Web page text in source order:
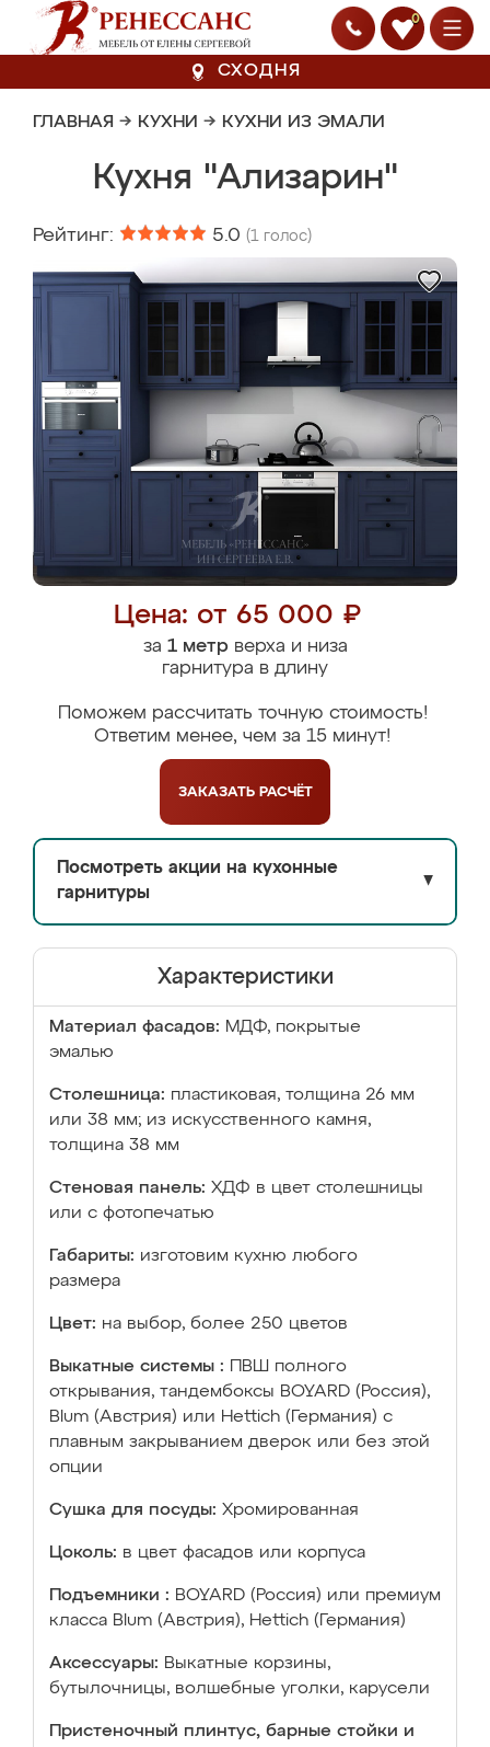
0
СХОДНЯ
ГЛАВНАЯ → КУХНИ → КУХНИ ИЗ ЭМАЛИ
Кухня "Ализарин"
Рейтинг: 5.0 (1 голос)
Цена: от 65 000 ₽
за 1 метрверха и низа
гарнитура в длину
Поможем рассчитать точную стоимость!
Ответим менее, чем за 15 минут!
ЗАКАЗАТЬ РАСЧЁТ
Посмотреть акции на кухонные
гарнитуры
▼
Характеристики
Материал фасадов: МДФ, покрытые
эмалью
Столешница: пластиковая, толщина 26 мм
или 38 мм; из искусственного камня,
толщина 38 мм
Стеновая панель: ХДФ в цвет столешницы
или с фотопечатью
Габариты: изготовим кухню любого
размера
Цвет: на выбор, более 250 цветов
Выкатные системы :
ПВШ полного
открывания, тандембоксы BOYARD (Россия),
Blum (Австрия) или Hettich (Германия) с
плавным закрыванием дверок или без этой
опции
Сушка для посуды: Хромированная
Цоколь: в цвет фасадов или корпуса
Подъемники : BOYARD (Россия) или премиум
класса Blum (Австрия), Hettich (Германия)
Аксессуары: Выкатные корзины,
бутылочницы, волшебные уголки, карусели
Пристеночный плинтус, барные стойки и